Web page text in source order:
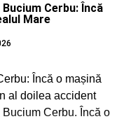
Cerbu: Încă
Mare
Încă o mașină
al doilea accident
Cerbu. Încă o